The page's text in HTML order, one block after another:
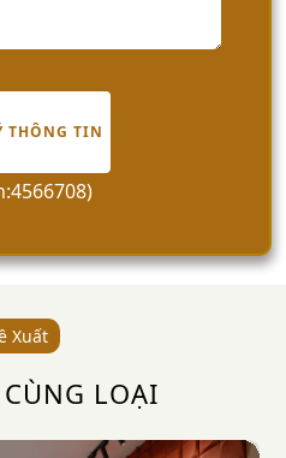
THÔNG TIN
Xuất
LOẠI